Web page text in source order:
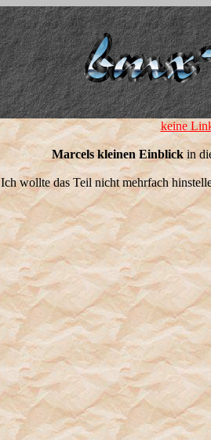
keine
Marcels kleinen Einblickin
Ich wollte das Teil nicht mehrfach